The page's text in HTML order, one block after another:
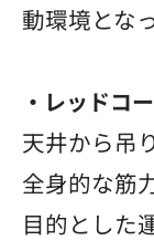
動環境とな
・レッドコ
天井から吊
全身的な筋
目的とした